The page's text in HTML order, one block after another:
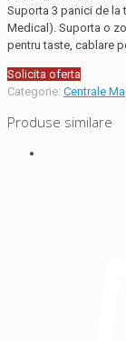
Suporta 3 panici de la
Medical). Suporta o
pentru taste, cablare
Solicita oferta
Categorie: Centrale
Produse similare